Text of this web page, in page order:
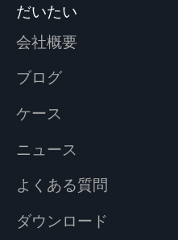
だいたい
会社概要
ブログ
ケース
ニュース
よくある質問
ダウンロード